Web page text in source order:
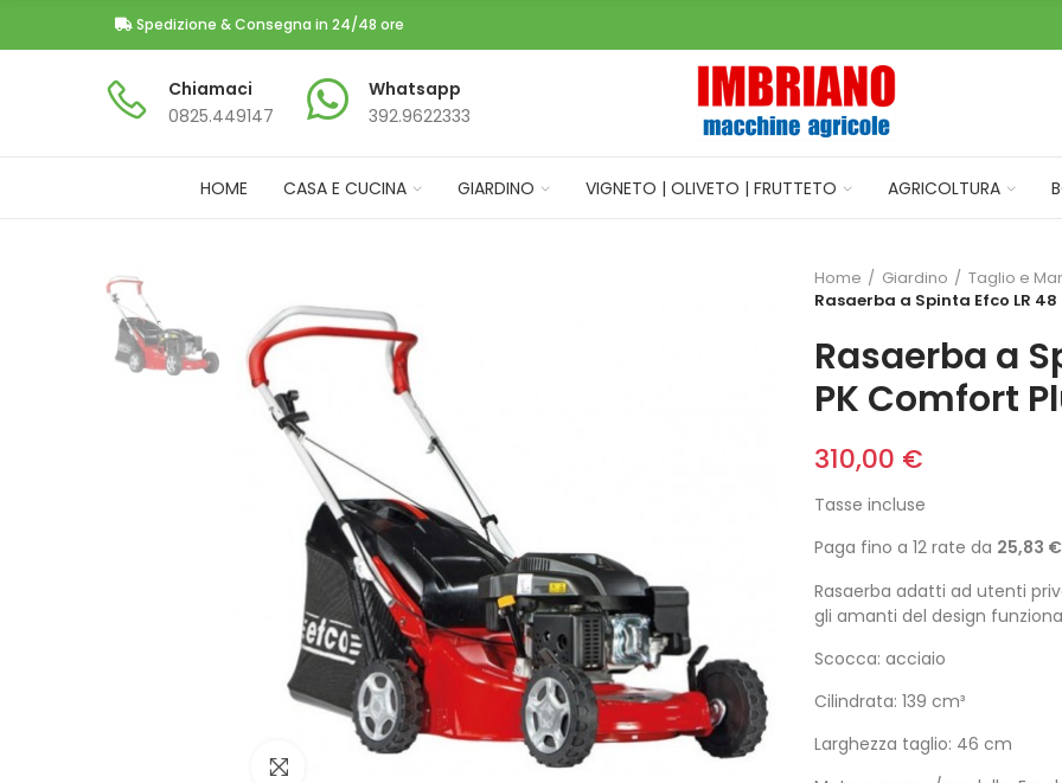
Spedizione & Consegna in 24/48 ore
Chiamaci
0825.449147​
Whatsapp
392.9622333
HOME CASA E CUCINA GIARDINO VIGNETO | OLIVETO | FRUTTETO AGRICOLTURA
Home Giardino
Taglio e
Rasaerba a Spinta Efco LR
Rasaerba a
PK Comfort
310,00 €
Tasse incluse
Paga fino a 12 rate da 25,83 €
Rasaerba adatti ad utenti
gli amanti del design
Scocca: acciaio
Cilindrata: 139 cm³
Larghezza taglio: 46 cm